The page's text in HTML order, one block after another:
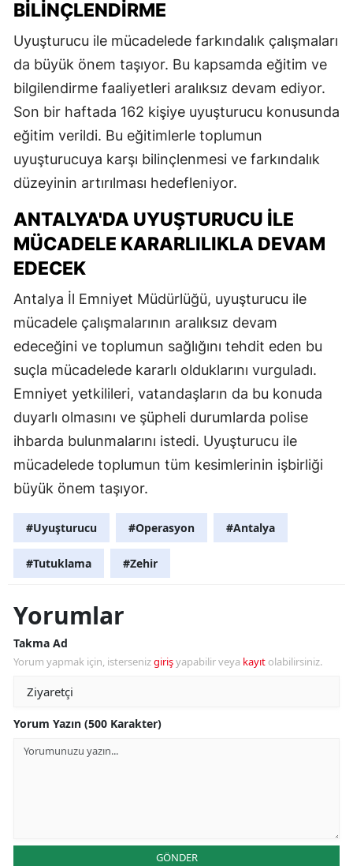
BILINÇLENDIRME
Uyuşturucu ile mücadelede farkındalık çalışmaları
da büyük önem taşıyor. Bu kapsamda eğitim ve
bilgilendirme faaliyetleri aralıksız devam ediyor.
Son bir haftada 162 kişiye uyuşturucu konusunda
eğitim verildi. Bu eğitimlerle toplumun
uyuşturucuya karşı bilinçlenmesi ve farkındalık
düzeyinin artırılması hedefleniyor.
ANTALYA'DA UYUŞTURUCU ILE
MÜCADELE KARARLILIKLA DEVAM
EDECEK
Antalya İl Emniyet Müdürlüğü, uyuşturucu ile
mücadele çalışmalarının aralıksız devam
edeceğini ve toplumun sağlığını tehdit eden bu
suçla mücadelede kararlı olduklarını vurguladı.
Emniyet yetkilileri, vatandaşların da bu konuda
duyarlı olmasını ve şüpheli durumlarda polise
ihbarda bulunmalarını istedi. Uyuşturucu ile
mücadelede toplumun tüm kesimlerinin işbirliği
büyük önem taşıyor.
#Uyuşturucu #Operasyon #Antalya
#Tutuklama #Zehir
Yorumlar
Takma Ad
Yorum yapmak için, istersenizgirişyapabilir veya kayıt olabilirsiniz.
Yorum Yazın (500 Karakter)
GÖNDER